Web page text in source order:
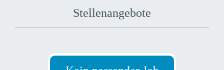
Stellenangebote